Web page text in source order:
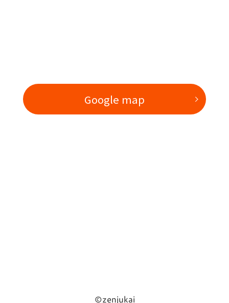
Google map
©zenjukai